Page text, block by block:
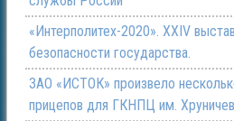
«Интерполитех-2020». ХХIV
безопасности государства.
ЗАО «ИСТОК» произвело
прицепов для ГКНПЦ им.